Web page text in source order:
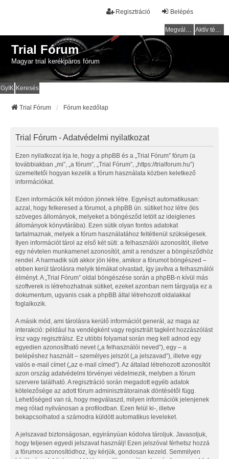
Belépés
Regisztráció
Megválaszolatlan témák Aktív témák
Trial Fórum
Magyar trial kerékpáros fórum
GyIK Keresés
Trial Fórum Fórum kezdőlap
Trial Fórum - Adatvédelmi nyilatkozat
Ezen nyilatkozat írja le, hogy a phpBB és a „Trial Fórum” fórum (a
továbbiakban „mi”, „a fórum”, „Trial Fórum”, „https://trialforum.hu”)
üzemeltetői hogyan kezelik a fórum használata közben keletkező
információkat.
Ezen információk két módon jönnek létre. Egyrészt automatikusan:
azzal, hogy felkeresed a fórumot, a phpBB ún. sütiket hoz létre (kis
szöveges állományok, melyeket a böngésződ letölt az ideiglenes
állományok könyvtárába). Ezen sütik olyan fontos adatokat
tartalmaznak, melyek a fórum használatához feltétlenül szükségesek.
Ilyen információt tárol az első két süti: a felhasználói azonosítót, illetve
egy névtelen munkamenet azonosítót, amit a rendszer a böngésződhöz
rendel. A harmadik süti akkor jön létre, amikor a fórumot böngészed –
ebben kerül tárolásra melyik témákat olvastad, így javítva a felhasználói
élményt. A „Trial Fórum” oldal böngészése során a phpBB-n kívül más
szoftverek is létrehozhatnak sütiket, ezeket azonban nem tárgyalja ez a
dokumentum, ugyanis csak a phpBB által létrehozott oldalakkal
foglalkozik.
A másik mód, ami tárolásra kerülő információt generál, az maga az
interakció: például ha vendégként vagy regisztrált tagként hozzászólást
írsz vagy regisztrálsz. Ez utóbbi folyamat során meg kell adnod egy
egyedien azonosítható nevet („a felhasználói neved”), egy – a
belépéshez használt – személyes jelszót („a jelszavad”), illetve egy
valós e-mail címet („az e-mail címed”). Az általad létrehozott azonosítót
azon ország adatvédelmi törvényei védelmezik, melyben a fórum
szervere található. A regisztráció során megadott egyéb adatok
kötelezősége az adott fórum adminisztrátorainak döntésétől függ.
Lehetőséged van rá, hogy megválaszd, milyen információk jelenjenek
meg rólad nyilvánosan a profilodban. Ezen felül ki-, illetve
bekapcsolhatod a számodra küldött automatikus leveleket.
A jelszavad biztonságosan, egyirányúan kódolva tároljuk. Javasoljuk,
hogy teljesen egyedi jelszavat használj! Ezen jelszóval férhetsz hozzá
a fórumos azonosítódhoz, így kérjük, gondosan kezeld. Semmilyen